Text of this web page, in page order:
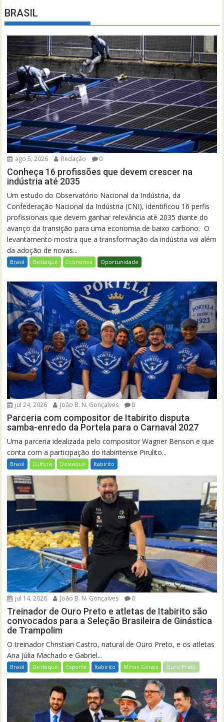
BRASIL
ago 5, 2026 Redação 0
Conheça 16 profissões que devem crescer na
indústria até 2035
Um estudo do Observatório Nacional da Indústria, da
Confederação Nacional da Indústria (CNI), identificou 16 perfis
profissionais que devem ganhar relevância até 2035 diante do
avanço da transição para uma economia de baixo carbono. O
levantamento mostra que a transformação da indústria vai além
da adoção de novas...
Brasil Destaque Economia Oportunidade
jul 24, 2026 João B. N. Gonçalves 0
Parceria com compositor de Itabirito disputa
samba-enredo da Portela para o Carnaval 2027
Uma parceria idealizada pelo compositor Wagner Benson e que
conta com a participação do itabiritense Pirulito...
Brasil Cultura Destaque Itabirito
jul 14, 2026 João B. N. Gonçalves 0
Treinador de Ouro Preto e atletas de Itabirito são
convocados para a Seleção Brasileira de Ginástica
de Trampolim
O treinador Christian Castro, natural de Ouro Preto, e os atletas
Ana Júlia Machado e Gabriel...
Brasil Destaque Esporte Itabirito Minas Gerais Ouro Preto